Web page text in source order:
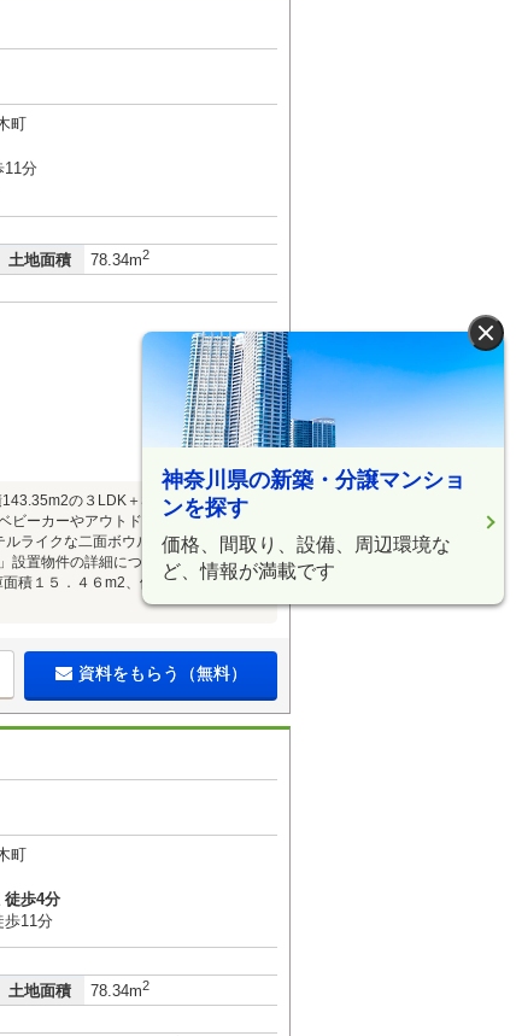
町
11分
土地面積 78.34m2
の３LDK＋SLDK約21.9畳と開
ーカーやアウトドア用品の収納が可
ライクな二面ボウル脱衣室にガス栓設
設置物件の詳細については担当吉田ま
積１５．４６m2、備蓄倉庫３．３０
資料をもらう（無料）
町
徒歩4分
11分
土地面積 78.34m2
×
神奈川県の新築・分譲マンショ
ンを探す
価格、間取り、設備、周辺環境な
ど、情報が満載です